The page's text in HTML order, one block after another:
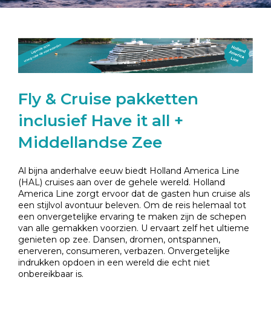
Fly & Cruise pakketten
inclusief Have it all +
Middellandse Zee
Al bijna anderhalve eeuw biedt Holland America Line
(HAL) cruises aan over de gehele wereld. Holland
America Line zorgt ervoor dat de gasten hun cruise als
een stijlvol avontuur beleven. Om de reis helemaal tot
een onvergetelijke ervaring te maken zijn de schepen
van alle gemakken voorzien. U ervaart zelf het ultieme
genieten op zee. Dansen, dromen, ontspannen,
enerveren, consumeren, verbazen. Onvergetelijke
indrukken opdoen in een wereld die echt niet
onbereikbaar is.